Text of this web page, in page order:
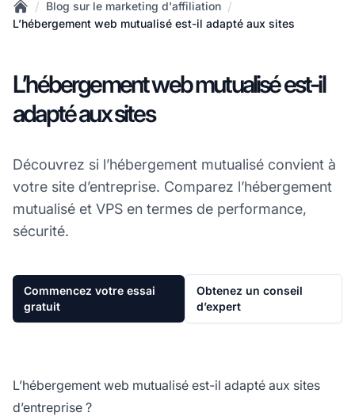
Home
/ Blog sur le marketing d'affiliation /
L’hébergement web mutualisé est-il adapté aux sites
L’hébergement web mutualisé est-il
adapté aux sites
Découvrez si l’hébergement mutualisé convient à
votre site d’entreprise. Comparez l’hébergement
mutualisé et VPS en termes de performance,
sécurité.
Commencez votre essai
gratuit
Obtenez un conseil
d’expert
L’hébergement web mutualisé est-il adapté aux sites
d’entreprise ?